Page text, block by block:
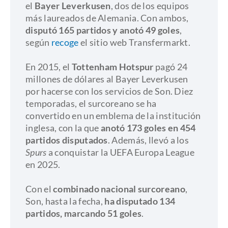
el Bayer Leverkusen, dos de los equipos
más laureados de Alemania. Con ambos,
disputó 165 partidos y anotó 49 goles,
según recogeel sitio web Transfermarkt.
​En 2015, el Tottenham Hotspur pagó 24
millones de dólares al Bayer Leverkusen
por hacerse con los servicios de Son. Diez
temporadas, el surcoreano se ha
convertido en un emblema de la institución
inglesa, con la queanotó 173 goles en 454
partidos disputados. Además, llevó a los
Spurs a conquistar la UEFA Europa League
en 2025.
​Con elcombinado nacional surcoreano,
Son, hasta la fecha, ha disputado 134
partidos, marcando 51 goles.